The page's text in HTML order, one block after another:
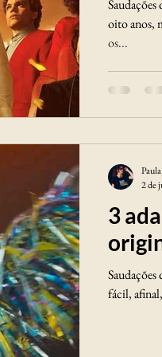
Saudações
oito anos,
os...
3
fácil,
2 de